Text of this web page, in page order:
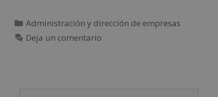
Administración y dirección de empresas
Deja un comentario